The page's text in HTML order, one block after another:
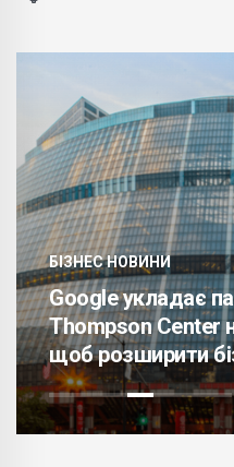
БІЗНЕС НОВИНИ
Google укладає
Thompson Center
щоб розширити